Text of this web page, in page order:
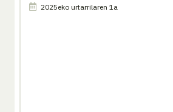
2025eko urtarrilaren 1a